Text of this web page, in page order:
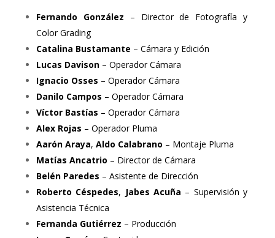
Fernando González – Director de Fotografía y
Color Grading
Catalina Bustamante – Cámara y Edición
Lucas Davison– Operador Cámara
Ignacio Osses – Operador Cámara
Danilo Campos – Operador Cámara
Víctor Bastías – Operador Cámara
Alex Rojas – Operador Pluma
Aarón Araya, Aldo Calabrano – Montaje Pluma
Matías Ancatrio – Director de Cámara
Belén Paredes – Asistente de Dirección
Roberto Céspedes, Jabes Acuña – Supervisión y
Asistencia Técnica
Fernanda Gutiérrez – Producción